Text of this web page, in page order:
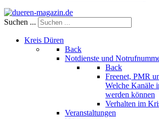
Suchen ...
Kreis Düren
Back
Notdienste und
Back
Freenet, PMR
Welche Kanäle
werden können
Verhalten im
Veranstaltungen